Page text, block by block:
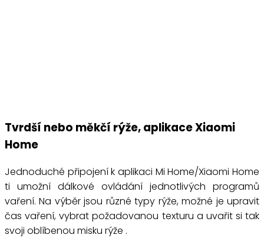
Tvrdší nebo měkčí rýže, aplikace Xiaomi
Home
Jednoduché připojení k aplikaci Mi Home/Xiaomi Home
ti umožní dálkové ovládání jednotlivých programů
vaření. Na výběr jsou různé typy rýže, možné je upravit
čas vaření, vybrat požadovanou texturu a uvařit si tak
svoji oblíbenou misku rýže .